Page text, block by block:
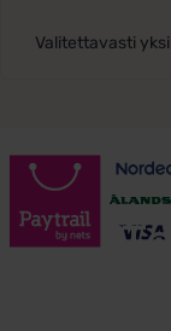
Valitettavasti